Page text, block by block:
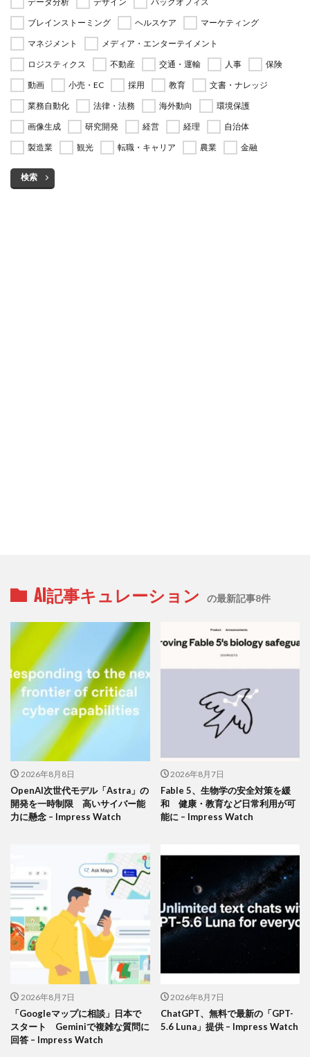
ブレインストーミング
ヘルスケア
マーケティング
マネジメント
メディア・エンターテイメント
ロジスティクス
不動産 交通・運輸 人事
保険
動画
小売・EC 採用 教育
文書・ナレッジ
業務自動化
法律・法務 海外動向
環境保護
画像生成
研究開発 経営 経理
自治体
製造業
観光 転職・キャリア 農業 金融
検索
AI記事キュレーション の最新記事8件
2026年8月8日
OpenAI次世代モデル「Astra」の
開発を一時制限 高いサイバー能
力に懸念 – Impress Watch
2026年8月7日
Fable 5、生物学の安全対策を緩
和 健康・教育など日常利用が可
能に – Impress Watch
2026年8月7日
「Googleマップに相談」日本で
スタート Geminiで複雑な質問に
回答 – Impress Watch
2026年8月7日
ChatGPT、無料で最新の「GPT-
5.6 Luna」提供 – Impress Watch